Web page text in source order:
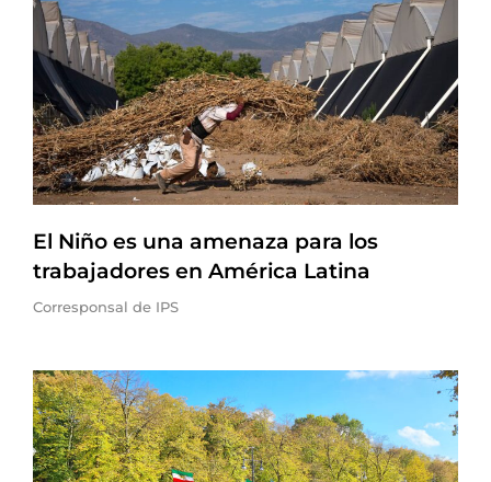
El Niño es una amenaza para los
trabajadores en América Latina
Corresponsal de IPS